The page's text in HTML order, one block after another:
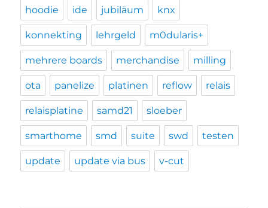
hoodie ide jubiläum knx
konnekting lehrgeld m0dularis+
mehrere boards merchandise milling
ota panelize platinen reflow relais
relaisplatine samd21 sloeber
smarthome smd suite swd testen
update update via bus v-cut